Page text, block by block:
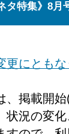
タ特集》8月
更にとも
掲載開
状況の変